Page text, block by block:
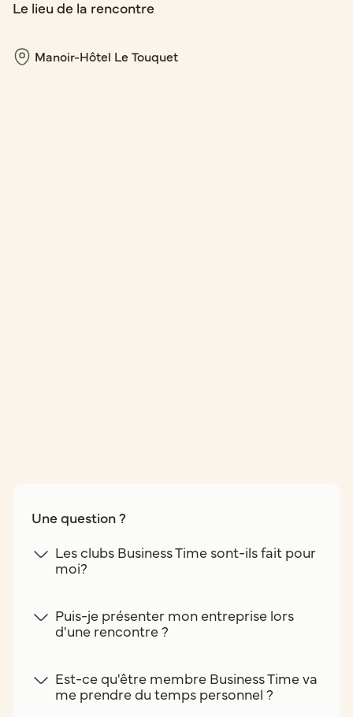
Le lieu de la rencontre
Manoir-Hôtel Le Touquet
Une question ?
Les clubs Business Time sont-ils fait pour
moi?
Puis-je présenter mon entreprise lors
d'une rencontre ?
Est-ce qu'être membre Business Time va
me prendre du temps personnel ?